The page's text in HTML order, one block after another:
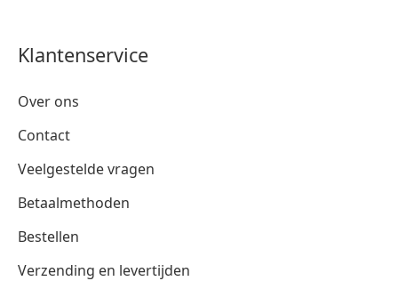
Klantenservice
Over ons
Contact
Veelgestelde vragen
Betaalmethoden
Bestellen
Verzending en levertijden